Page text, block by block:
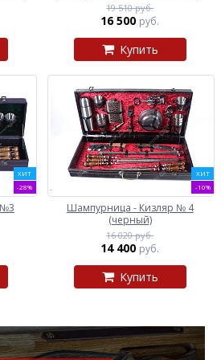
19 510 руб.
16 500 руб.
Купить
ХИТ
-28%
ХИТ
-10%
Шампурница - Кизляр № 4
(черный)
16 020 руб.
14 400 руб.
Купить